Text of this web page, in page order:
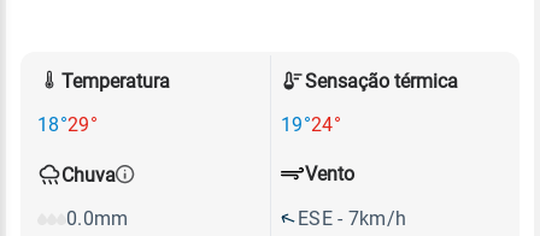
Temperatura
18°29°
Sensação térmica
19°24°
Chuva
0.0mm
Vento
ESE - 7km/h